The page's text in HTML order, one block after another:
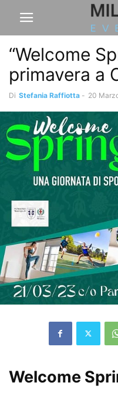
“Welcome
primavera a
Di Stefania Raffiotta - 20
Welcome